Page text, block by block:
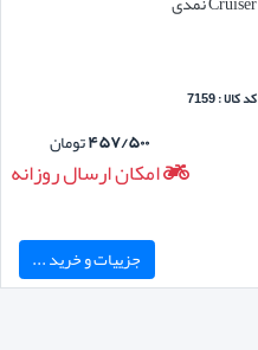
کد کالا : 7159
۴۵۷/۵۰۰تومان
امکان ارسال روزانه
جزییات و خرید ...